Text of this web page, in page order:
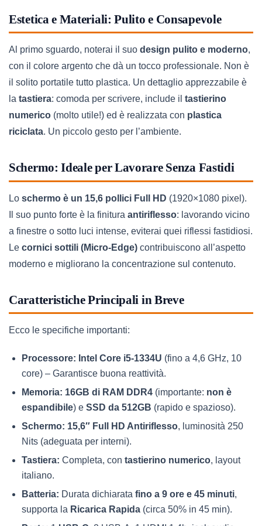
Estetica e Materiali: Pulito e Consapevole
Al primo sguardo, noterai il suo design pulito e moderno,
con il colore argento che dà un tocco professionale. Non è
il solito portatile tutto plastica. Un dettaglio apprezzabile è
la tastiera: comoda per scrivere, include il tastierino
numerico (molto utile!) ed è realizzata con plastica
riciclata. Un piccolo gesto per l’ambiente.
Schermo: Ideale per Lavorare Senza Fastidi
Lo schermo è un 15,6 pollici Full HD (1920×1080 pixel).
Il suo punto forte è la finitura antiriflesso: lavorando vicino
a finestre o sotto luci intense, eviterai quei riflessi fastidiosi.
Le cornici sottili (Micro-Edge) contribuiscono all’aspetto
moderno e migliorano la concentrazione sul contenuto.
Caratteristiche Principali in Breve
Ecco le specifiche importanti:
Processore: Intel Core i5-1334U (fino a 4,6 GHz, 10
core) – Garantisce buona reattività.
Memoria: 16GB di RAM DDR4 (importante: non è
espandibile) e SSD da 512GB (rapido e spazioso).
Schermo: 15,6″ Full HD Antiriflesso, luminosità 250
Nits (adeguata per interni).
Tastiera: Completa, con tastierino numerico, layout
italiano.
Batteria: Durata dichiarata fino a 9 ore e 45 minuti,
supporta la Ricarica Rapida (circa 50% in 45 min).